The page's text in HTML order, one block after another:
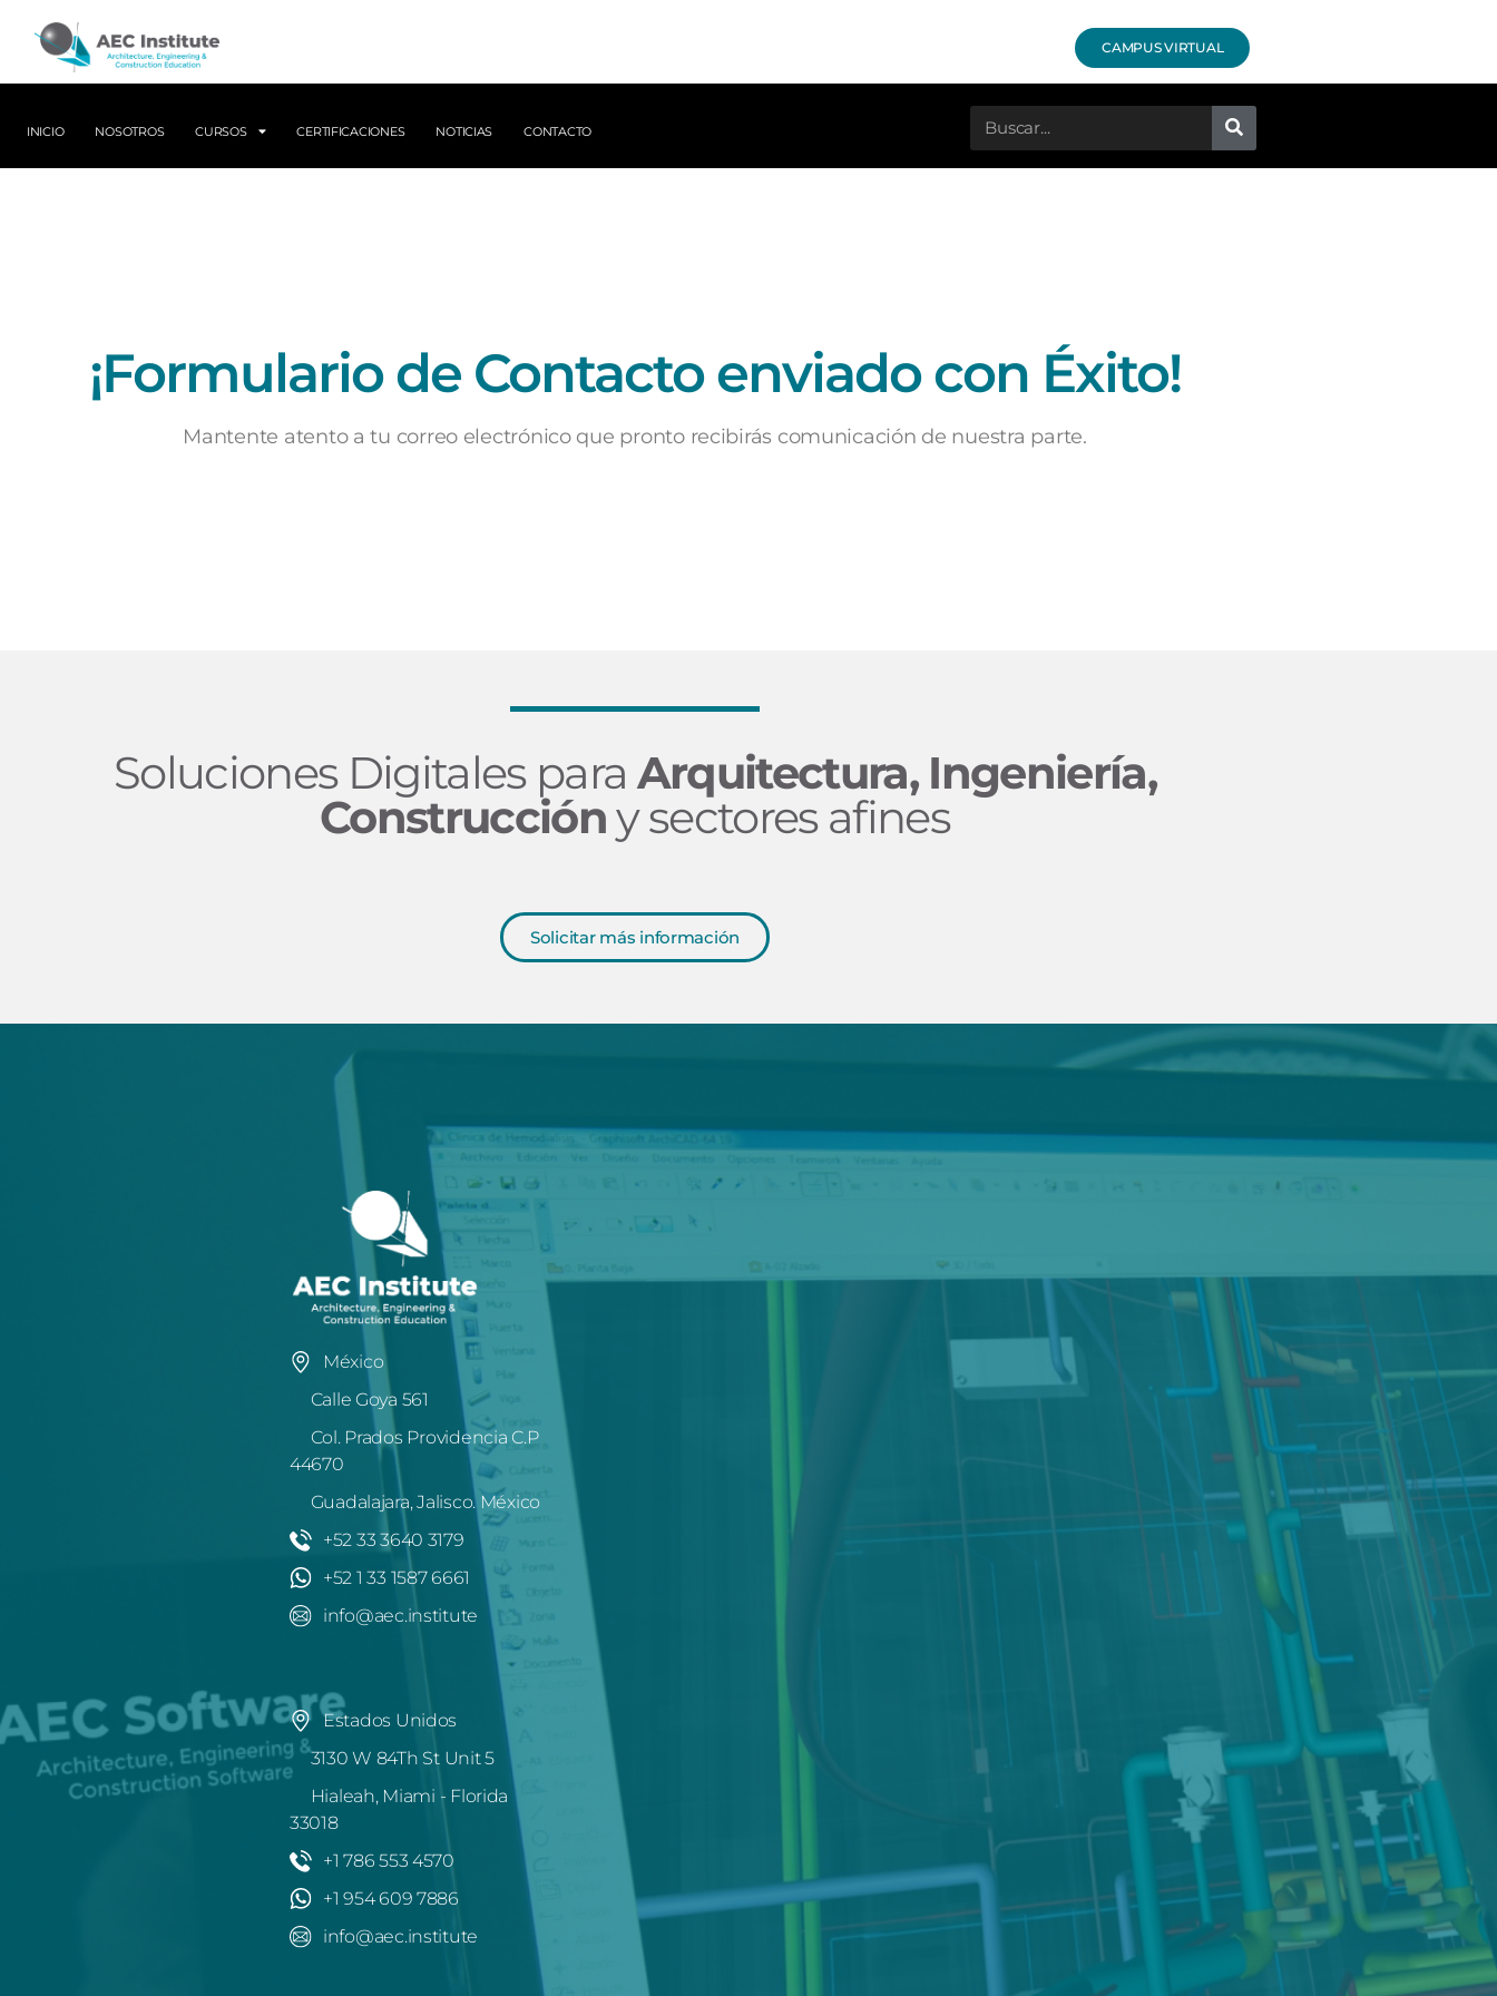
CAMPUS VIRTUAL
INICIO NOSOTROS CURSOS CERTIFICACIONES NOTICIAS CONTACTO
¡Formulario de Contacto enviado con Éxito!
Mantente atento a tu correo electrónico que pronto recibirás comunicación de nuestra parte.
Soluciones Digitales para Arquitectura, Ingeniería,
Construccióny sectores afines
Solicitar más información
México
Calle Goya 561
Col. Prados Providencia C.P
44670
Guadalajara, Jalisco. México
+52 33 3640 3179
+52 1 33 1587 6661
info@aec.institute
Estados Unidos
3130 W 84Th St Unit 5
Hialeah, Miami - Florida
33018
+1 786 553 4570
+1 954 609 7886
info@aec.institute